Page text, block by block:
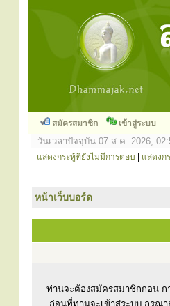
สมัครสมาชิก เข้าสู่ระบบ
วันเวลาปัจจุบัน 07 ส.ค. 2026,
แสดงกระทู้ที่ยังไม่มีการตอบ แสดงก
หน้าเว็บบอร์ด
ท่านจะต้องสมัครสมาชิกก่อน ก
ก่อนที่ท่านจะเข้าสู่ระบบ กรุณาอ่